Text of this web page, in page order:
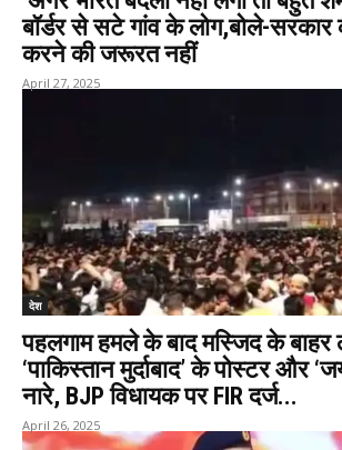
बॉर्डर से सटे गांव के लोग,बोले-सरकार
करने की जरूरत नहीं
April 27, 2025
देश
पहलगाम हमले के बाद मस्जिद के बाहर
‘पाकिस्तान मुर्दाबाद’ के पोस्टर और
नारे, BJP विधायक पर FIR दर्ज...
April 26, 2025